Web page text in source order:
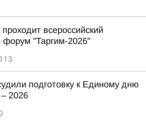
всероссийский
"Таргим-2026"
подготовку к Единому дню
– 2026